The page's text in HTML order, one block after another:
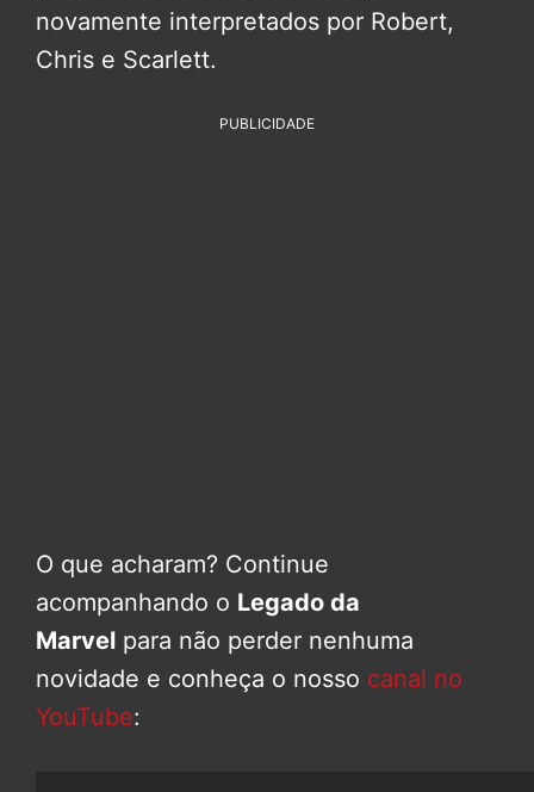
novamente interpretados por Robert,
Chris e Scarlett.
PUBLICIDADE
O que acharam? Continue
acompanhando o Legado da
Marvel para não perder nenhuma
novidade e conheça o nosso canal no
YouTube: